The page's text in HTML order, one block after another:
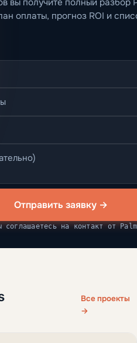
вы получите полный разбор
оплаты, прогноз ROI и
Отправить заявку →
соглашаетесь на контакт от
Все проекты
→